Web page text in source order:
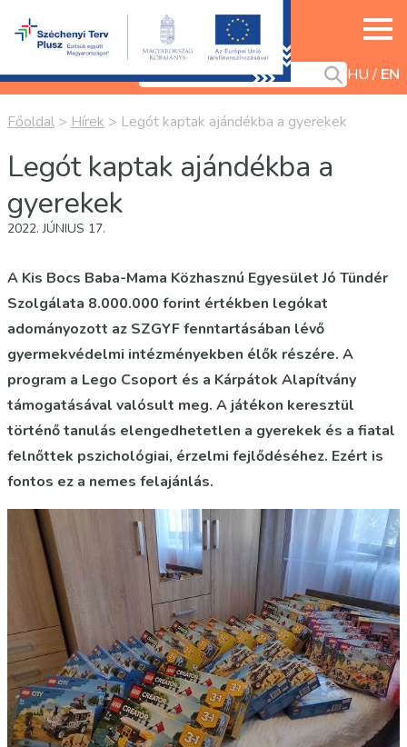
HU EN
Főoldal > Hírek > Legót kaptak ajándékba a gyerekek
Legót kaptak ajándékba a
gyerekek
2022. JÚNIUS 17.
A Kis Bocs Baba-Mama Közhasznú Egyesület Jó Tündér
Szolgálata 8.000.000 forint értékben legókat
adományozott az SZGYF fenntartásában lévő
gyermekvédelmi intézményekben élők részére. A
program a Lego Csoport és a Kárpátok Alapítvány
támogatásával valósult meg. A játékon keresztül
történő tanulás elengedhetetlen a gyerekek és a fiatal
felnőttek pszichológiai, érzelmi fejlődéséhez. Ezért is
fontos ez a nemes felajánlás.